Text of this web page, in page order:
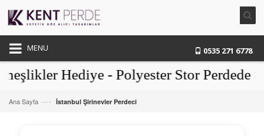
0535 271 6778
MENU
Hediye - Polyester Stor Perdede
Ana Sayfa —› İstanbul Şirinevler Perdeci